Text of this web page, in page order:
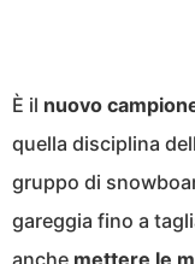
È il nuovo
quella disciplina
gruppo di
gareggia fino a